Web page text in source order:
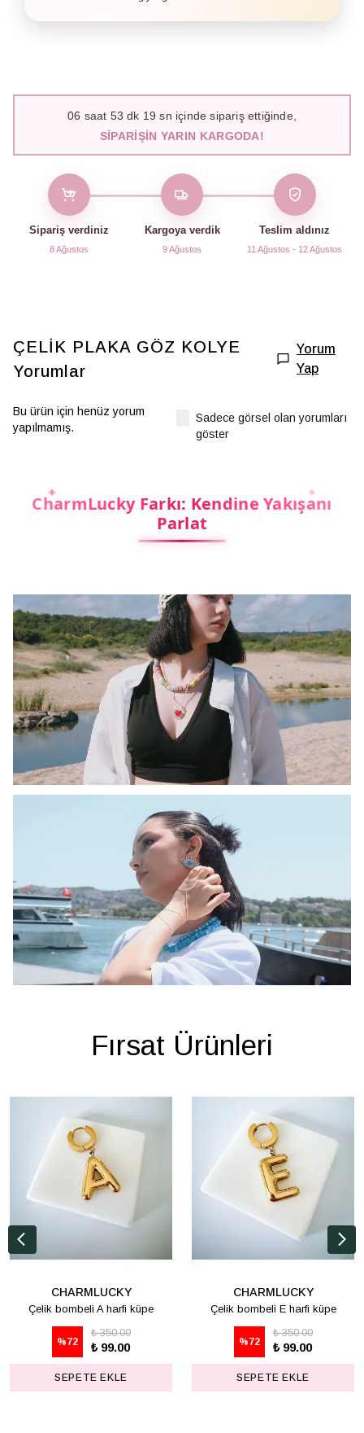
06 saat 53 dk 19 sn içinde sipariş ettiğinde,
SIPARIŞIN YARIN KARGODA!
Sipariş verdiniz
8 Ağustos
Kargoya verdik
9 Ağustos
Teslim aldınız
11 Ağustos - 12 Ağustos
ÇELİK PLAKA GÖZ KOLYE
Yorumlar
Yorum
Yap
Bu ürün için henüz yorum
yapılmamış.
Sadece görsel olan yorumları
göster
CharmLucky Farkı: Kendine Yakışanı
Parlat
Fırsat Ürünleri
CHARMLUCKY
Çelik bombeli A harfi küpe
%72
₺ 350.00
₺ 99.00
SEPETE EKLE
CHARMLUCKY
Çelik bombeli E harfi küpe
%72
₺ 350.00
₺ 99.00
SEPETE EKLE